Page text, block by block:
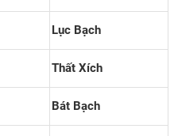
Lục Bạch
Thất Xích
Bát Bạch